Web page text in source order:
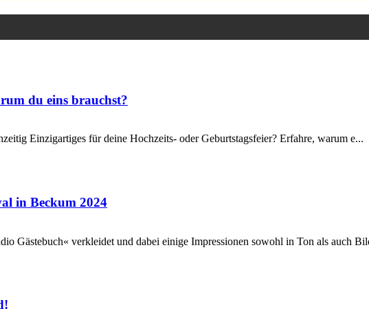
du eins brauchst?
Einzigartiges für deine Hochzeits- oder Geburtstagsfeier? Erfahre, warum e...
in Beckum 2024
Gästebuch« verkleidet und dabei einige Impressionen sowohl in Ton als auch